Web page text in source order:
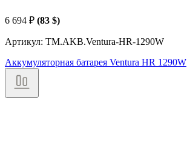
6 694 ₽ (83 $)
Артикул: TM.AKB.Ventura-HR-1290W
Аккумуляторная батарея Ventura HR 1290W